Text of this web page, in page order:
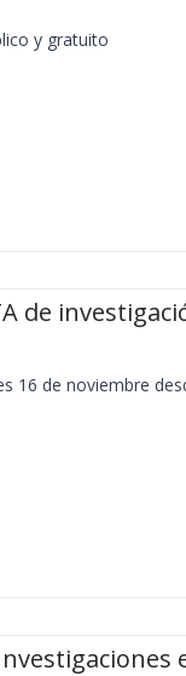
y gratuito
de
16 de noviembre